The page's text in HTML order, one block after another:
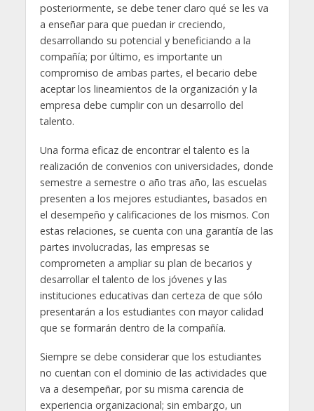
posteriormente, se debe tener claro qué se les va
a enseñar para que puedan ir creciendo,
desarrollando su potencial y beneficiando a la
compañía; por último, es importante un
compromiso de ambas partes, el becario debe
aceptar los lineamientos de la organización y la
empresa debe cumplir con un desarrollo del
talento.
Una forma eficaz de encontrar el talento es la
realización de convenios con universidades, donde
semestre a semestre o año tras año, las escuelas
presenten a los mejores estudiantes, basados en
el desempeño y calificaciones de los mismos. Con
estas relaciones, se cuenta con una garantía de las
partes involucradas, las empresas se
comprometen a ampliar su plan de becarios y
desarrollar el talento de los jóvenes y las
instituciones educativas dan certeza de que sólo
presentarán a los estudiantes con mayor calidad
que se formarán dentro de la compañía.
Siempre se debe considerar que los estudiantes
no cuentan con el dominio de las actividades que
va a desempeñar, por su misma carencia de
experiencia organizacional; sin embargo, un